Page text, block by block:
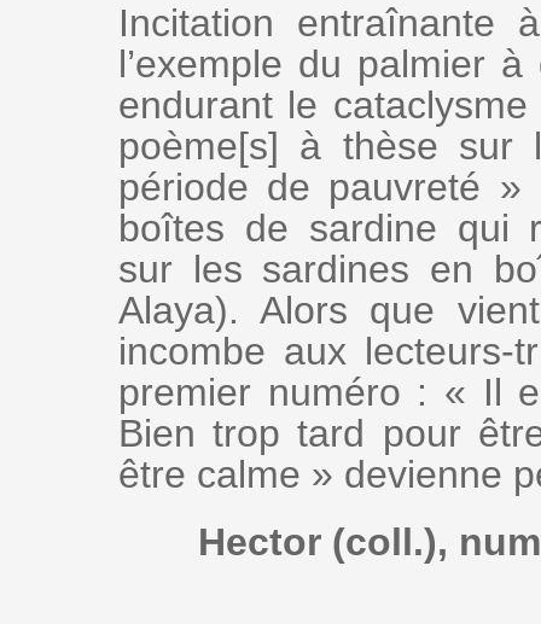
Incitation entraînante
l’exemple du palmier
endurant le
poème[s] à thèse sur
période de pauvreté
boîtes de sardine qui
sur les sardines en
Alaya). Alors que
incombe aux lecteurs-
premier numéro : « Il
Bien trop tard pour
être calme » devienne
Hector (coll.),